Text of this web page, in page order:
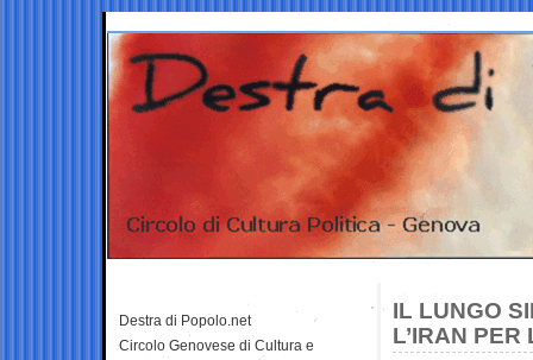
IL LUNGO
L’IRAN
Destra di Popolo.net
Circolo Genovese di Cultura e